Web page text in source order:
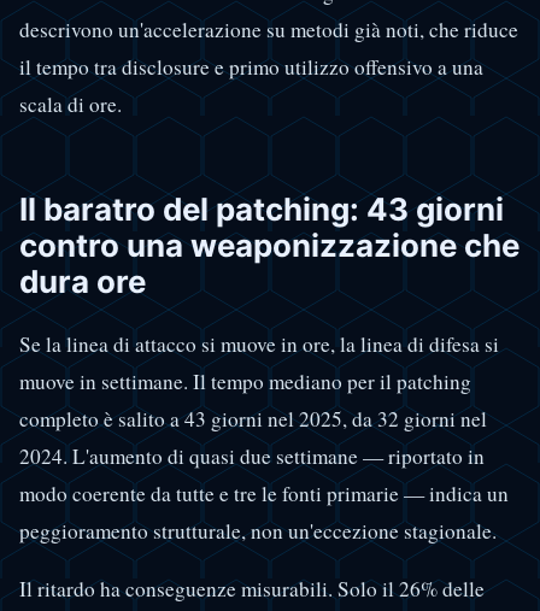
descrivono un'accelerazione su metodi già noti, che riduce
il tempo tra disclosure e primo utilizzo offensivo a una
scala di ore.
Il baratro del patching: 43 giorni
contro una weaponizzazione che
dura ore
Se la linea di attacco si muove in ore, la linea di difesa si
muove in settimane. Il tempo mediano per il patching
completo è salito a 43 giorni nel 2025, da 32 giorni nel
2024. L'aumento di quasi due settimane — riportato in
modo coerente da tutte e tre le fonti primarie — indica un
peggioramento strutturale, non un'eccezione stagionale.
Il ritardo ha conseguenze misurabili. Solo il 26% delle